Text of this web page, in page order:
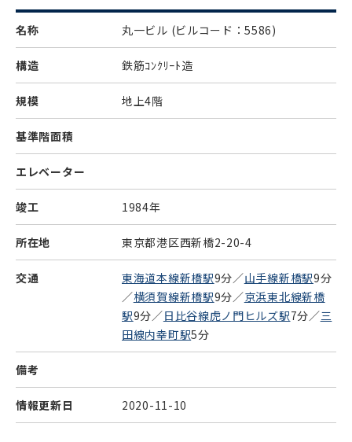
名称 丸一ビル (ビルコード：5586)
構造 鉄筋ｺﾝｸﾘｰﾄ造
規模 地上4階
基準階面積
エレベーター
竣工 1984年
所在地 東京都港区西新橋2-20-4
交通 東海道本線新橋駅9分／山手線新橋駅9分
／横須賀線新橋駅9分／京浜東北線新橋
駅9分／日比谷線虎ノ門ヒルズ駅7分／三
田線内幸町駅5分
備考
情報更新日 2020-11-10